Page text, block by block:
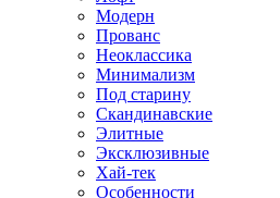
Модерн
Прованс
Неоклассика
Минимализм
Под старину
Скандинавские
Элитные
Эксклюзивные
Хай-тек
Особенности